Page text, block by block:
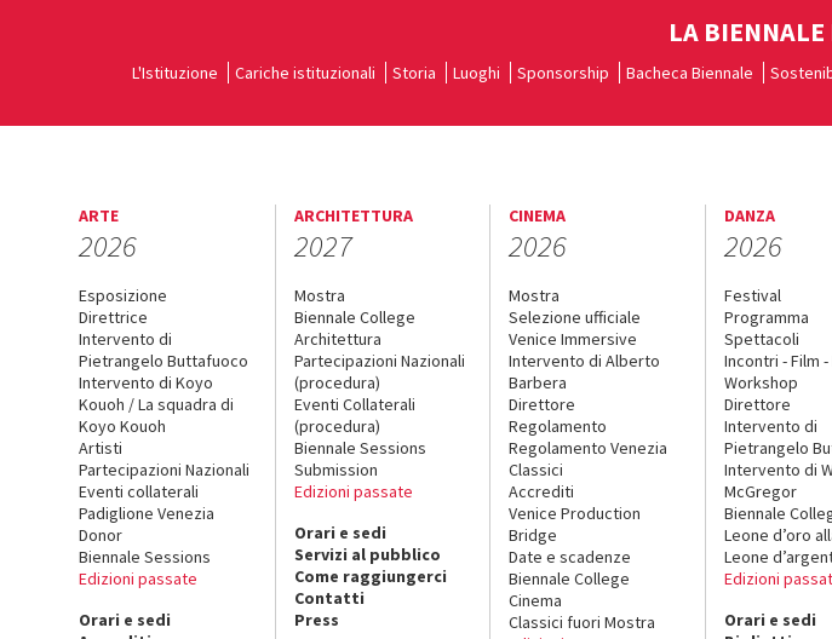
LA BIENNALE
L'Istituzione Cariche istituzionali Storia Luoghi Sponsorship Bacheca Biennale
ARTE
2026
Esposizione
Direttrice
Intervento di
Pietrangelo Buttafuoco
Intervento di Koyo
Kouoh / La squadra di
Koyo Kouoh
Artisti
Partecipazioni Nazionali
Eventi collaterali
Padiglione Venezia
Donor
Biennale Sessions
Edizioni passate
Orari e sedi
ARCHITETTURA
2027
Mostra
Biennale College
Architettura
Partecipazioni Nazionali
(procedura)
Eventi Collaterali
(procedura)
Biennale Sessions
Submission
Edizioni passate
Orari e sedi
Servizi al pubblico
Come raggiungerci
Contatti
Press
CINEMA
2026
Mostra
Selezione ufficiale
Venice Immersive
Intervento di Alberto
Barbera
Direttore
Regolamento
Regolamento Venezia
Classici
Accrediti
Venice Production
Bridge
Date e scadenze
Biennale College
Cinema
Classici fuori Mostra
DANZA
2026
Festival
Programma
Spettacoli
Incontri - Film -
Workshop
Direttore
Intervento di
Pietrangelo
Intervento di
McGregor
Biennale
Leone d’oro
Leone
Edizioni
Orari e sedi